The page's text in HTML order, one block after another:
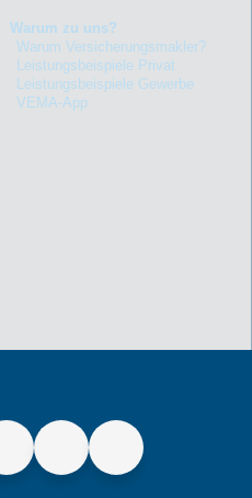
Warum zu uns?
Warum Versicherungsmakler?
Leistungsbeispiele Privat
Leistungsbeispiele Gewerbe
VEMA-App